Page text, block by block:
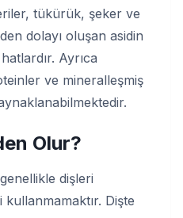
tükürük, şeker ve
dolayı oluşan asidin
Ayrıca
ve mineralleşmiş
Olur?
dişleri
Dişte